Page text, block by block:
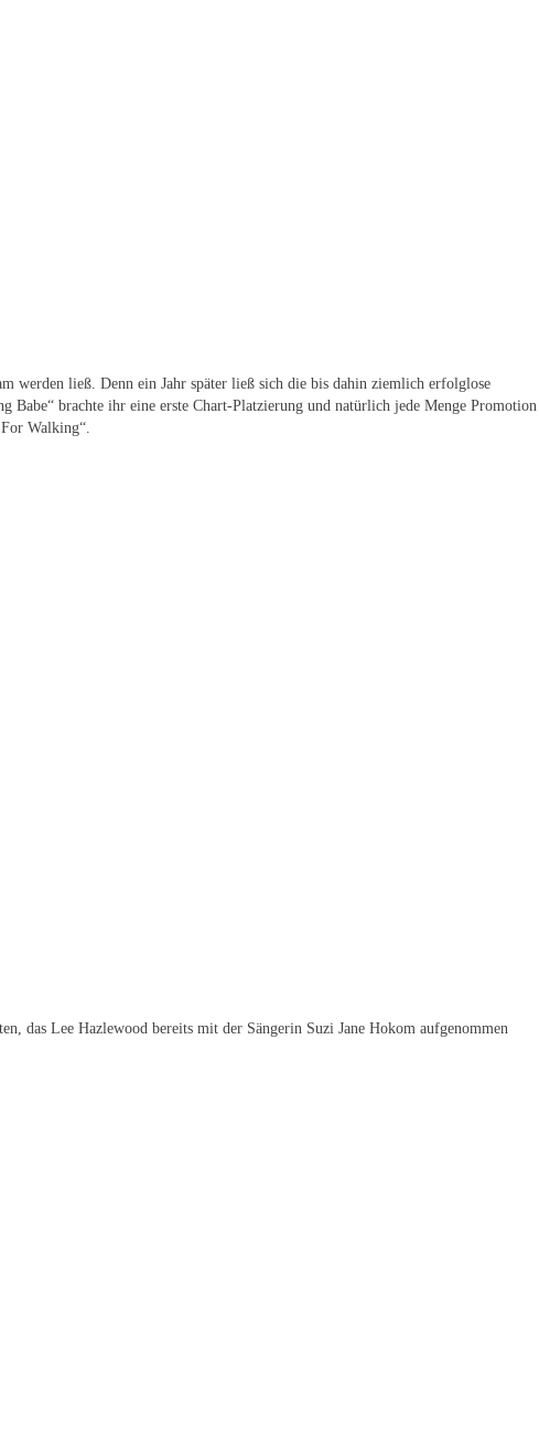
werden ließ. Denn ein Jahr später ließ sich die bis dahin ziemlich erfolglose
Babe“ brachte ihr eine erste Chart-Platzierung und natürlich jede Menge Promotion
Walking“.
das Lee Hazlewood bereits mit der Sängerin Suzi Jane Hokom aufgenommen